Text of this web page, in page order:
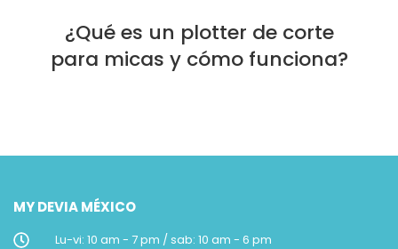
¿Qué es un plotter de corte
para micas y cómo funciona?
MY DEVIA MÉXICO
Lu-vi: 10 am - 7 pm / sab: 10 am - 6 pm